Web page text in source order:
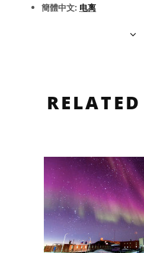
簡體中文: 电离